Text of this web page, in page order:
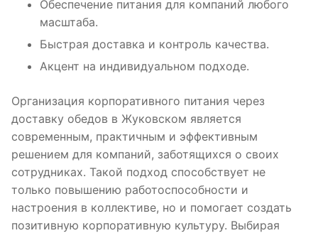
Обеспечение питания для компаний любого
масштаба.
Быстрая доставка и контроль качества.
Акцент на индивидуальном подходе.
Организация корпоративного питания через
доставку обедов в Жуковском является
современным, практичным и эффективным
решением для компаний, заботящихся о своих
сотрудниках. Такой подход способствует не
только повышению работоспособности и
настроения в коллективе, но и помогает создать
позитивную корпоративную культуру. Выбирая